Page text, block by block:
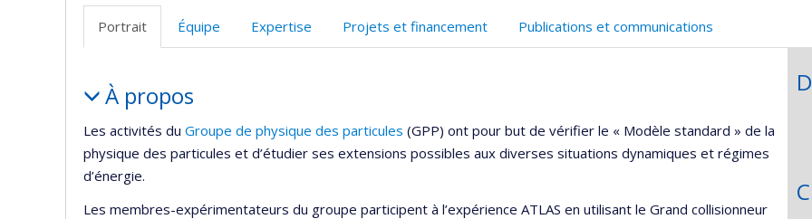
de
Portrait Équipe Expertise Projets et financement Publications et communications
Portrait
À propos
Les activités du Groupe de physique des particules (GPP) ont pour but de vérifier le « Modèle standard » de la
physique des particules et d’étudier ses extensions possibles aux diverses situations dynamiques et régimes
d’énergie.
Les membres-expérimentateurs du groupe participent à l’expérience ATLAS en utilisant le Grand collisionneur